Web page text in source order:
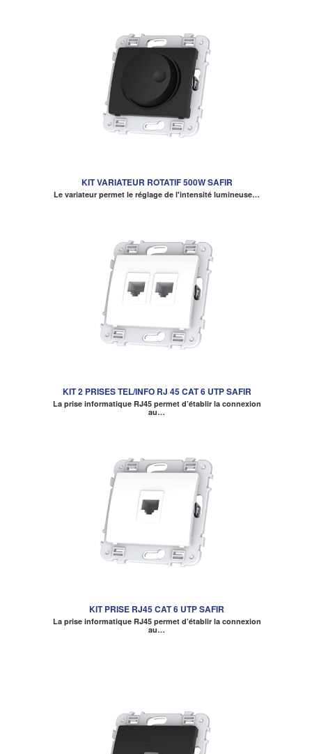
KIT VARIATEUR ROTATIF 500W SAFIR
Le variateur permet le réglage de l'intensité lumineuse…
KIT 2 PRISES TEL/INFO RJ 45 CAT 6 UTP SAFIR
La prise informatique RJ45 permet d’établir la connexion
au…
KIT PRISE RJ45 CAT 6 UTP SAFIR
La prise informatique RJ45 permet d’établir la connexion
au…